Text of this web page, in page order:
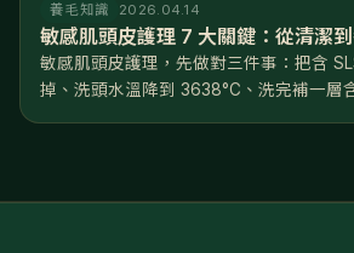
養毛知識 2026.04.14
敏感肌頭皮護理 7 大關鍵：從清潔
敏感肌頭皮護理，先做對三件事：把含
掉、洗頭水溫降到 3638°C、洗完補一層